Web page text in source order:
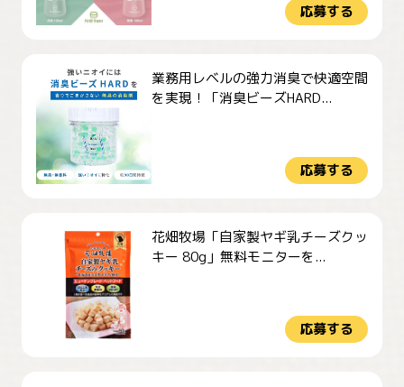
応募する
業務用レベルの強力消臭で快適空間
を実現！「消臭ビーズHARD...
応募する
花畑牧場「自家製ヤギ乳チーズクッ
キー 80g」無料モニターを...
応募する